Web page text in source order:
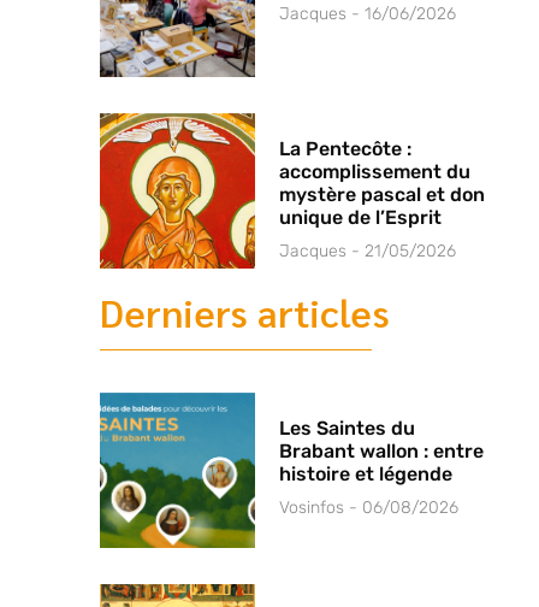
Jacques 16/06/2026
La Pentecôte :
accomplissement du
mystère pascal et don
unique de l’Esprit
Jacques 21/05/2026
Derniers articles
Les Saintes du
Brabant wallon : entre
histoire et légende
Vosinfos 06/08/2026